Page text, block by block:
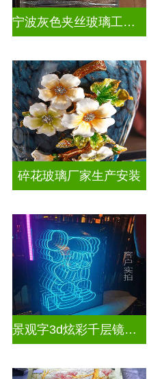
宁波灰色夹丝玻璃工厂招聘
碎花玻璃厂家生产安装
景观字3d炫彩千层镜深渊镜